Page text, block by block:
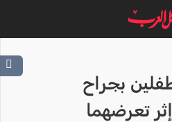
بجراح
تعرضهما